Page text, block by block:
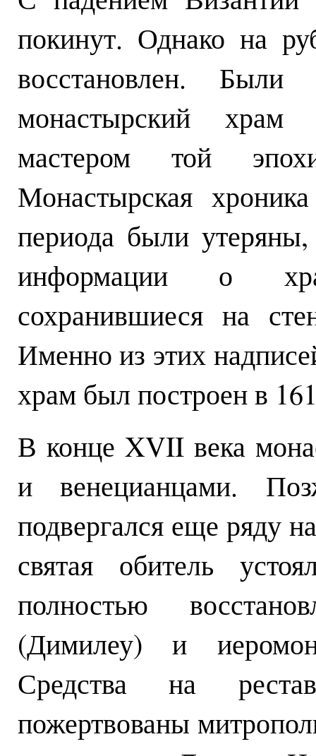
покинут. Однако на
восстановлен.
монастырский
мастером той
Монастырская
периода были
информации о
сохранившиеся на
Именно из этих
храм был построен в
В конце XVII века
и венецианцами.
подвергался еще ряду
святая обитель
полностью
(Димилеу) и
Средства на
пожертвованы